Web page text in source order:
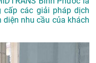
cấp các giải pháp dịch
nhu cầu của khách